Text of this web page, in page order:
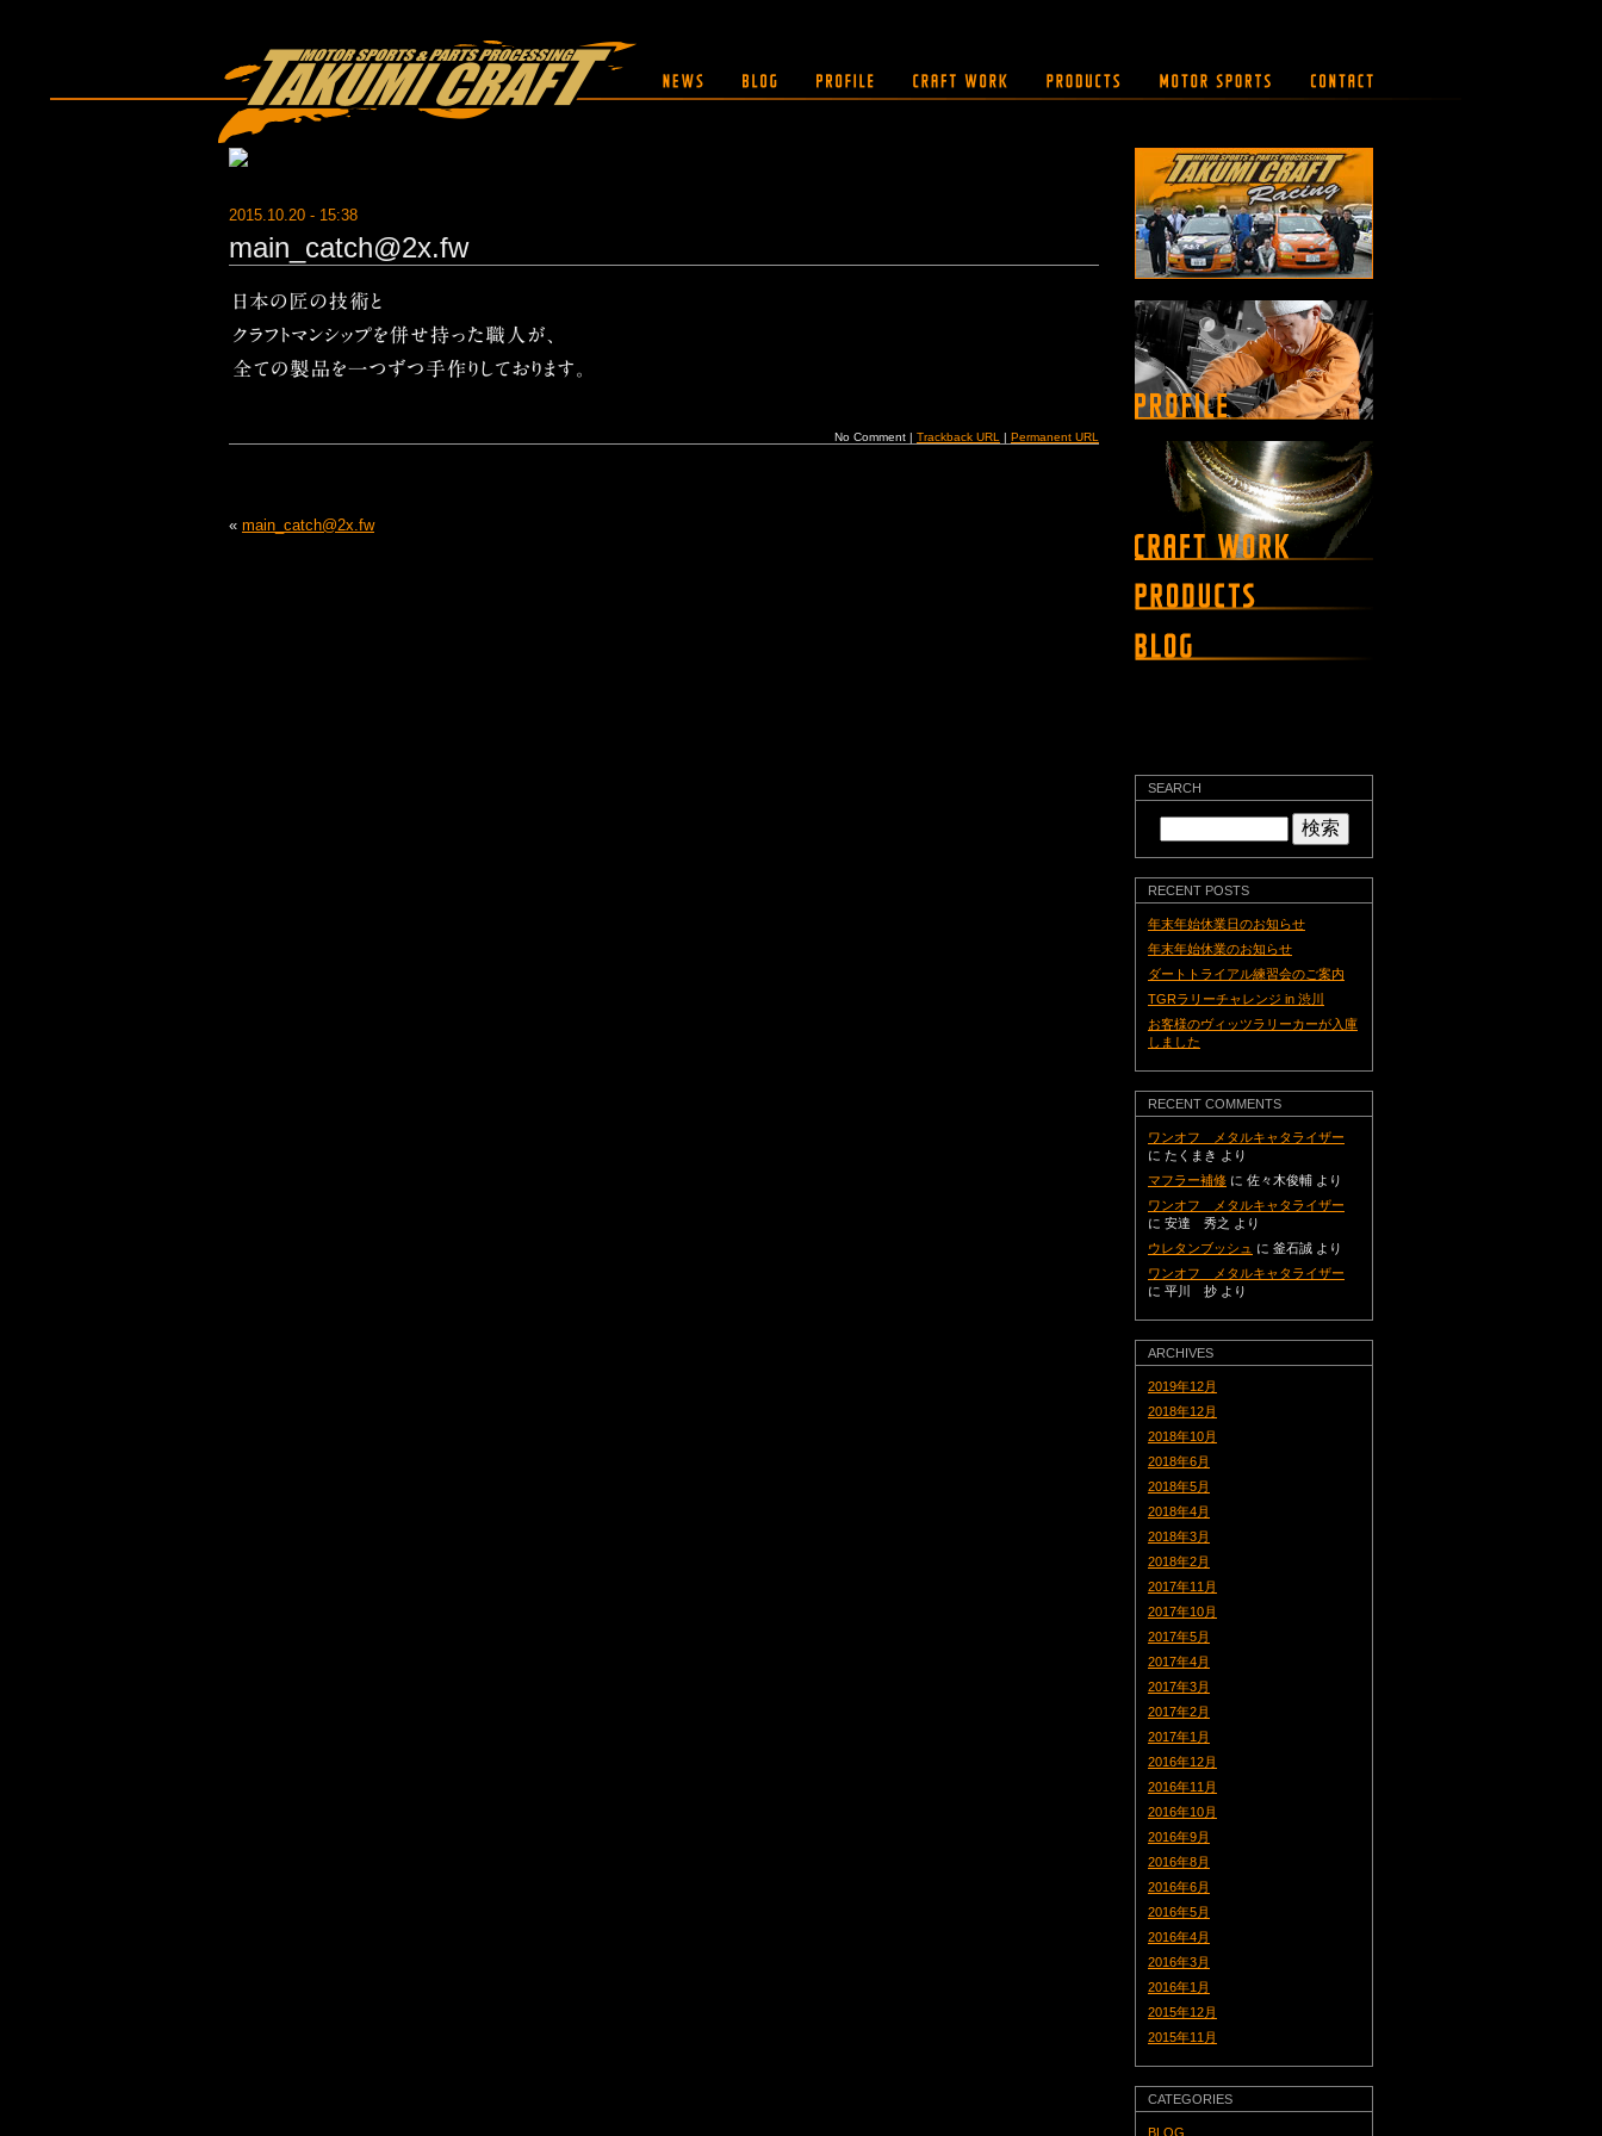
2015.10.20 - 15:38
main_catch@2x.fw
No Comment | Trackback URL | Permanent URL
« main_catch@2x.fw
SEARCH
検
索:
RECENT POSTS
年末年始休業日のお知らせ
年末年始休業のお知らせ
ダートトライアル練習会のご案内
TGRラリーチャレンジ in 渋川
お客様のヴィッツラリーカーが入庫
しました
RECENT COMMENTS
ワンオフ メタルキャタライザー
に たくまき より
マフラー補修 に 佐々木俊輔 より
ワンオフ メタルキャタライザー
に 安達 秀之 より
ウレタンブッシュ に 釜石誠 より
ワンオフ メタルキャタライザー
に 平川 抄 より
ARCHIVES
2019年12月
2018年12月
2018年10月
2018年6月
2018年5月
2018年4月
2018年3月
2018年2月
2017年11月
2017年10月
2017年5月
2017年4月
2017年3月
2017年2月
2017年1月
2016年12月
2016年11月
2016年10月
2016年9月
2016年8月
2016年6月
2016年5月
2016年4月
2016年3月
2016年1月
2015年12月
2015年11月
CATEGORIES
BLOG